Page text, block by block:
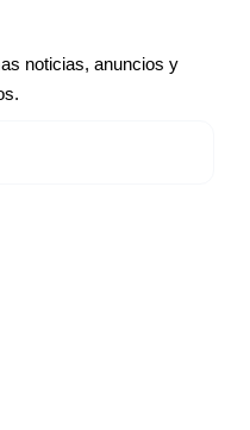
noticias, anuncios y